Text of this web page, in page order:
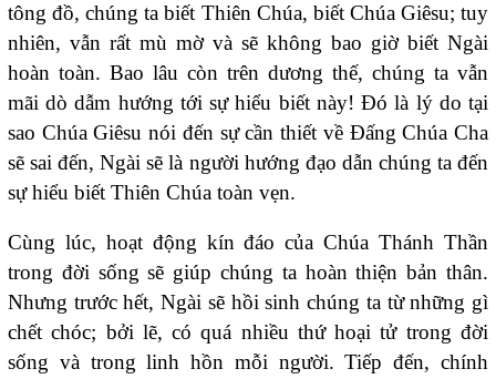
tông đồ, chúng ta biết Thiên Chúa, biết Chúa Giêsu; tuy
nhiên, vẫn rất mù mờ và sẽ không bao giờ biết Ngài
hoàn toàn. Bao lâu còn trên dương thế, chúng ta vẫn
mãi dò dẫm hướng tới sự hiểu biết này! Đó là lý do tại
sao Chúa Giêsu nói đến sự cần thiết về Đấng Chúa Cha
sẽ sai đến, Ngài sẽ là người hướng đạo dẫn chúng ta đến
sự hiểu biết Thiên Chúa toàn vẹn.
Cùng lúc, hoạt động kín đáo của Chúa Thánh Thần
trong đời sống sẽ giúp chúng ta hoàn thiện bản thân.
Nhưng trước hết, Ngài sẽ hồi sinh chúng ta từ những gì
chết chóc; bởi lẽ, có quá nhiều thứ hoại tử trong đời
sống và trong linh hồn mỗi người. Tiếp đến, chính